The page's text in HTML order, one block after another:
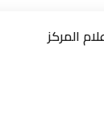
المركز